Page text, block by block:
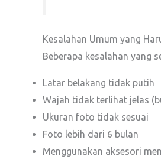
Kesalahan Umum yang
Beberapa kesalahan yang
Latar belakang tidak putih
Wajah tidak terlihat jelas
Ukuran foto tidak sesuai
Foto lebih dari 6 bulan
Menggunakan aksesori